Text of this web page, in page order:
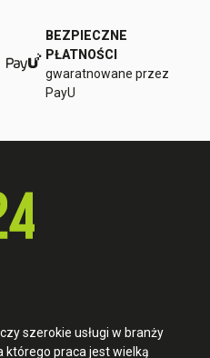
BEZPIECZNE
PŁATNOŚCI
gwaratnowane przez
PayU
szerokie usługi w branży
którego praca jest wielką